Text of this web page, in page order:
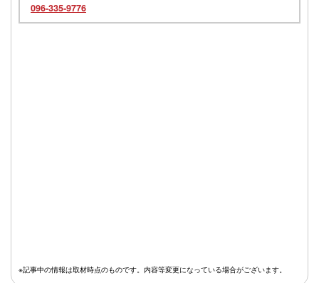
096‐335‐9776
※記事中の情報は取材時点のものです。内容等変更になっている場合がございます。